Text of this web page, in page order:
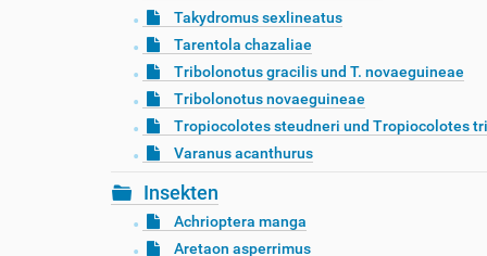
Takydromus sexlineatus
Tarentola chazaliae
Tribolonotus gracilis und T. novaeguineae
Tribolonotus novaeguineae
Tropiocolotes steudneri und Tropiocolotes
Varanus acanthurus
Insekten
Achrioptera manga
Aretaon asperrimus